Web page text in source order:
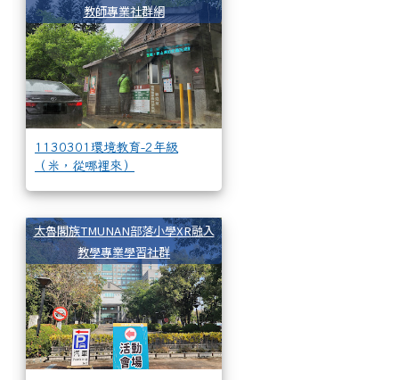
教師專業社群網
1130301環境教育-2年級
（米，從哪裡來）
太魯閣族TMUNAN部落小學XR融入
教學專業學習社群
1130126_112年期末成果